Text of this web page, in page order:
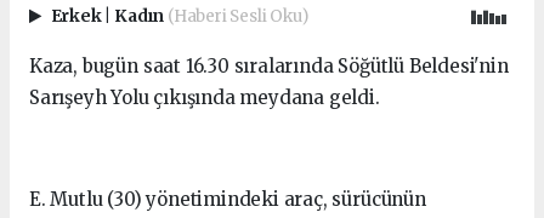
Erkek Kadın (Haberi Sesli Oku)
Kaza, bugün saat 16.30 sıralarında Söğütlü Beldesi'nin
Sarışeyh Yolu çıkışında meydana geldi.
E. Mutlu (30) yönetimindeki araç, sürücünün